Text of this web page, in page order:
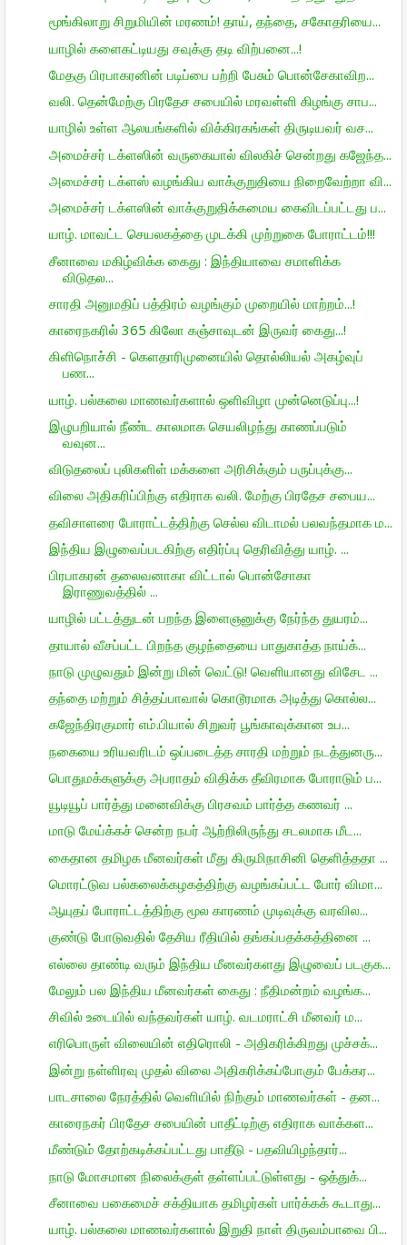
மூங்கிலாறு சிறுமியின் மரணம்! தாய், தந்தை, சகோதரியை...
யாழில் களைகட்டியது சவுக்கு தடி விற்பனை...!
மேதகு பிரபாகரனின் படிப்பை பற்றி பேசும் பொன்சேகாவிற...
வலி. தென்மேற்கு பிரதேச சபையில் மரவள்ளி கிழங்கு சாப...
யாழில் உள்ள ஆலயங்களில் விக்கிரகங்கள் திருடியவர் வச...
அமைச்சர் டக்ளஸின் வருகையால் விலகிச் சென்றது கஜேந்த...
அமைச்சர் டக்ளஸ் வழங்கிய வாக்குறுதியை நிறைவேற்றா வி...
அமைச்சர் டக்ளஸின் வாக்குறுதிக்கமைய கைவிடப்பட்டது ப...
யாழ். மாவட்ட செயலகத்தை முடக்கி முற்றுகை போராட்டம்!!!
சீனாவை மகிழ்விக்க கைது : இந்தியாவை சமாளிக்க
விடுதல...
சாரதி அனுமதிப் பத்திரம் வழங்கும் முறையில் மாற்றம்...!
காரைநகரில் 365 கிலோ கஞ்சாவுடன் இருவர் கைது...!
கிளிநொச்சி - கெளதாரிமுனையில் தொல்லியல் அகழ்வுப்
பண...
யாழ். பல்கலை மாணவர்களால் ஒளிவிழா முன்னெடுப்பு...!
இழுபறியால் நீண்ட காலமாக செயலிழந்து காணப்படும்
வவுன...
விடுதலைப் புலிகளிள் மக்களை அரிசிக்கும் பருப்புக்கு...
விலை அதிகரிப்பிற்கு எதிராக வலி. மேற்கு பிரதேச சபைய...
தவிசாளரை போராட்டத்திற்கு செல்ல விடாமல் பலவந்தமாக ம...
இந்திய இழுவைப்படகிற்கு எதிர்ப்பு தெரிவித்து யாழ். ...
பிரபாகரன் தலைவனாகா விட்டால் பொன்சோகா
இராணுவத்தில் ...
யாழில் பட்டத்துடன் பறந்த இளைஞனுக்கு நேர்ந்த துயரம்...
தாயால் வீசப்பட்ட பிறந்த குழந்தையை பாதுகாத்த நாய்க்...
நாடு முழுவதும் இன்று மின் வெட்டு! வெளியானது விசேட ...
தந்தை மற்றும் சித்தப்பாவால் கொடூரமாக அடித்து கொல்ல...
கஜேந்திரகுமார் எம்.பியால் சிறுவர் பூங்காவுக்கான உப...
நகையை உரியவரிடம் ஒப்படைத்த சாரதி மற்றும் நடத்துனரு...
பொதுமக்களுக்கு அபராதம் விதிக்க தீவிரமாக போராடும் ப...
யூடியூப் பார்த்து மனைவிக்கு பிரசவம் பார்த்த கணவர் ...
மாடு மேய்க்கச் சென்ற நபர் ஆற்றிலிருந்து சடலமாக மீட...
கைதான தமிழக மீனவர்கள் மீது கிருமிநாசினி தெளித்ததா ...
மொரட்டுவ பல்கலைக்கழகத்திற்கு வழங்கப்பட்ட போர் விமா...
ஆயுதப் போராட்டத்திற்கு மூல காரணம் முடிவுக்கு வரவில...
குண்டு போடுவதில் தேசிய ரீதியில் தங்கப்பதக்கத்தினை ...
எல்லை தாண்டி வரும் இந்திய மீனவர்களது இழுவைப் படகுக...
மேலும் பல இந்திய மீனவர்கள் கைது : நீதிமன்றம் வழங்க...
சிவில் உடையில் வந்தவர்கள் யாழ். வடமராட்சி மீனவர் ம...
எரிபொருள் விலையின் எதிரொலி - அதிகரிக்கிறது முச்சக்...
இன்று நள்ளிரவு முதல் விலை அதிகரிக்கப்போகும் பேக்கர...
பாடசாலை நேரத்தில் வெளியில் நிற்கும் மாணவர்கள் - தன...
காரைநகர் பிரதேச சபையின் பாதீட்டிற்கு எதிராக வாக்கள...
மீண்டும் தோற்கடிக்கப்பட்டது பாதீடு - பதவியிழந்தார்...
நாடு மோசமான நிலைக்குள் தள்ளப்பட்டுள்ளது - ஒத்துக்...
சீனாவை பகைமைச் சக்தியாக தமிழர்கள் பார்க்கக் கூடாது...
யாழ். பல்கலை மாணவர்களால் இறுதி நாள் திருவம்பாவை பி...